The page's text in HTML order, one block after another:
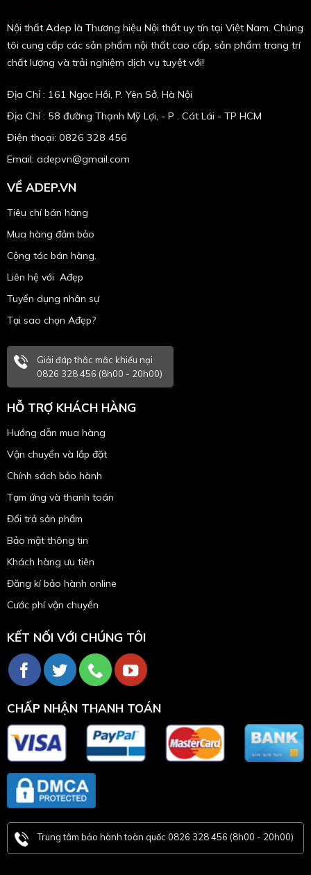
Nội thất Adep là Thương hiệu Nội thất uy tín tại Việt Nam. Chúng
tôi cung cấp các sản phẩm nội thất cao cấp, sản phẩm trang trí
chất lượng và trải nghiệm dịch vụ tuyệt với!
Địa Chỉ : 161 Ngọc Hồi, P. Yên Sở, Hà Nội
Địa Chỉ : 58 đường Thạnh Mỹ Lợi, - P . Cát Lái - TP HCM
Điện thoại: 0826 328 456
Email: adepvn@gmail.com
VỀ ADEP.VN
Tiêu chí bán hàng
Mua hàng đảm bảo
Cộng tác bán hàng.
Liên hệ với Ađẹp
Tuyển dụng nhân sự
Tại sao chọn Ađẹp?
Giải đáp thắc mắc khiếu nại
0826 328 456 (8h00 - 20h00)
HỖ TRỢ KHÁCH HÀNG
Hướng dẫn mua hàng
Vận chuyển và lắp đặt
Chính sách bảo hành
Tạm ứng và thanh toán
Đổi trả sản phẩm
Bảo mật thông tin
Khách hàng ưu tiên
Đăng kí bảo hành online
Cước phí vận chuyển
KẾT NỐI VỚI CHÚNG TÔI
CHẤP NHẬN THANH TOÁN
Trung tâm bảo hành toàn quốc 0826 328 456 (8h00 - 20h00)